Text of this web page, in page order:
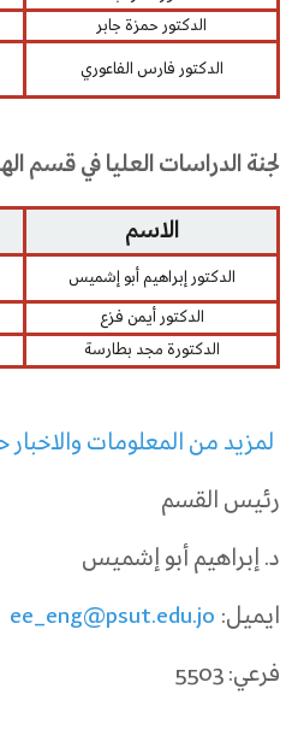
الدكتور حمزة جابر
الدكتور فارس الفاعوري
لجنة الدراسات العليا في قسم
الاسم
الدكتور إبراهيم أبو إشميس
الدكتور أيمن فزع
الدكتورة مجد بطارسة
لمزيد من المعلومات والاخبار
رئيس القسم
د. إبراهيم أبو إشميس
ايميل: ee_eng@psut.edu.jo
فرعي: 5503